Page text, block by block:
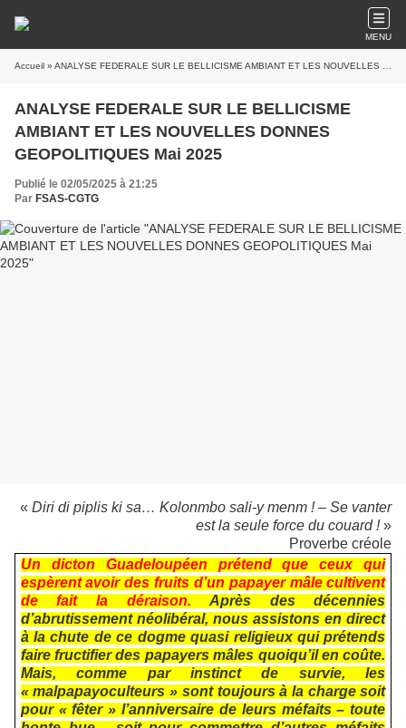
MENU
Accueil » ANALYSE FEDERALE SUR LE BELLICISME AMBIANT ET LES NOUVELLES DONNES GEOPOLITIQUES Mai 2025
ANALYSE FEDERALE SUR LE BELLICISME
AMBIANT ET LES NOUVELLES DONNES
GEOPOLITIQUES Mai 2025
Publié le 02/05/2025 à 21:25
Par FSAS-CGTG
« Diri di piplis ki sa… Kolonmbo sali-y menm ! – Se vanter
est la seule force du couard !»
Proverbe créole
Un dicton Guadeloupéen prétend que ceux qui
espèrent avoir des fruits d’un papayer mâle cultivent
de fait la déraison. Après des décennies
d’abrutissement néolibéral, nous assistons en direct
à la chute de ce dogme quasi religieux qui prétends
faire fructifier des papayers mâles quoiqu’il en coûte.
Mais, comme par instinct de survie, les
« malpapayoculteurs » sont toujours à la charge soit
pour « fêter » l’anniversaire de leurs méfaits – toute